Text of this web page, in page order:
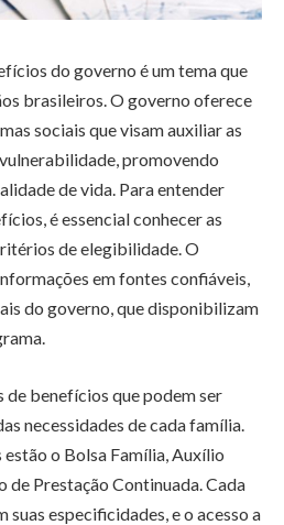
do governo é um tema que
brasileiros. O governo oferece
sociais que visam auxiliar as
promovendo
de vida. Para entender
é essencial conhecer as
de elegibilidade. O
em fontes confiáveis,
do governo, que disponibilizam
de benefícios que podem ser
necessidades de cada família.
o Bolsa Família, Auxílio
de Prestação Continuada. Cada
suas especificidades, e o acesso a